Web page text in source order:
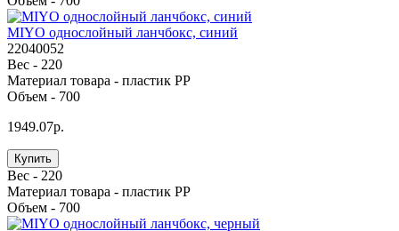
MIYO однослойный ланчбокс, синий
22040052
Вес - 220
Материал товара - пластик PP
Объем - 700
1949.07р.
Купить
Вес - 220
Материал товара - пластик PP
Объем - 700